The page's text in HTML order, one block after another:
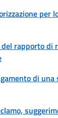
per
rapporto di
di una